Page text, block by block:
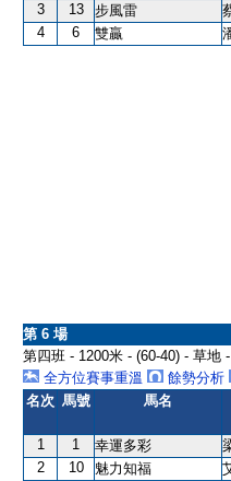
3
13 步風雷
4
6 雙贏
第 6 場
第四班 - 1200米 - (60-40) - 草地
全方位賽事重溫
餘勢分析
名次 馬號 馬名
1 1 幸運多彩
2
10 魅力知福